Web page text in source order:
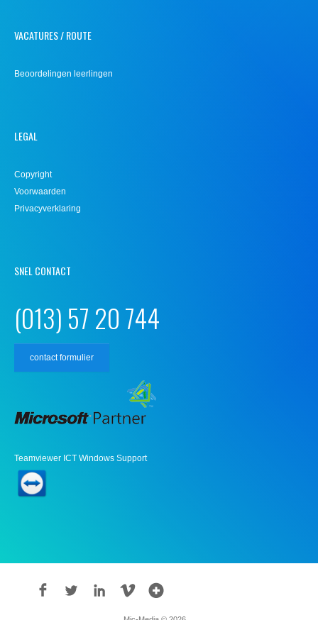
VACATURES / ROUTE
Beoordelingen leerlingen
LEGAL
Copyright
Voorwaarden
Privacyverklaring
SNEL CONTACT
(013) 57 20 744
contact formulier
Teamviewer ICT Windows Support